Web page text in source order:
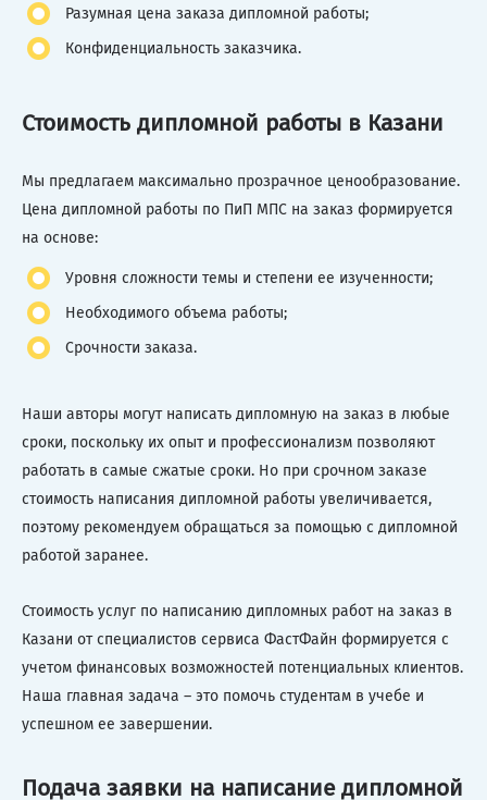
Разумная цена заказа дипломной работы;
Конфиденциальность заказчика.
Стоимость дипломной работы в Казани
Мы предлагаем максимально прозрачное ценообразование.
Цена дипломной работы по ПиП МПС на заказ формируется
на основе:
Уровня сложности темы и степени ее изученности;
Необходимого объема работы;
Срочности заказа.
Наши авторы могут написать дипломную на заказ в любые
сроки, поскольку их опыт и профессионализм позволяют
работать в самые сжатые сроки. Но при срочном заказе
стоимость написания дипломной работы увеличивается,
поэтому рекомендуем обращаться за помощью с дипломной
работой заранее.
Стоимость услуг по написанию дипломных работ на заказ в
Казани от специалистов сервиса ФастФайн формируется с
учетом финансовых возможностей потенциальных клиентов.
Наша главная задача – это помочь студентам в учебе и
успешном ее завершении.
Подача заявки на написание дипломной